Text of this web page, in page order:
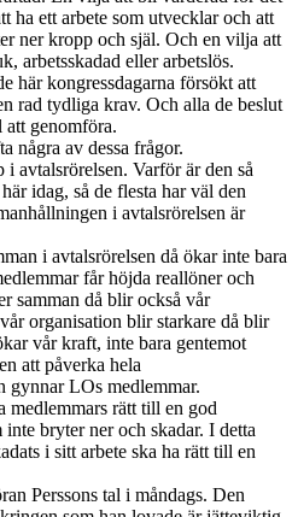
ha ett arbete som utvecklar och att
ner kropp och själ. Och en vilja att
arbetsskadad eller arbetslös.
här kongressdagarna försökt att
rad tydliga krav. Och alla de beslut
genomföra.
några av dessa frågor.
avtalsrörelsen. Varför är den så
idag, så de flesta har väl den
i avtalsrörelsen är
i avtalsrörelsen då ökar inte bara
får höjda reallöner och
samman då blir också vår
organisation blir starkare då blir
vår kraft, inte bara gentemot
att påverka hela
gynnar LOs medlemmar.
medlemmars rätt till en god
bryter ner och skadar. I detta
i sitt arbete ska ha rätt till en
Perssons tal i måndags. Den